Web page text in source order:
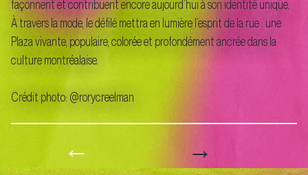
façonnent et contribuent encore aujourd’hui à son identité unique.
À travers la mode, le défilé mettra en lumière l’esprit de la rue : une
Plaza vivante, populaire, colorée et profondément ancrée dans la
culture montréalaise.
Crédit photo: @rorycreelman
← →